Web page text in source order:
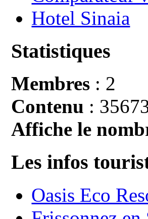
Hotel Sinaia
Statistiques
Membres : 2
Contenu :
Affiche le
Les infos
Oasis Eco